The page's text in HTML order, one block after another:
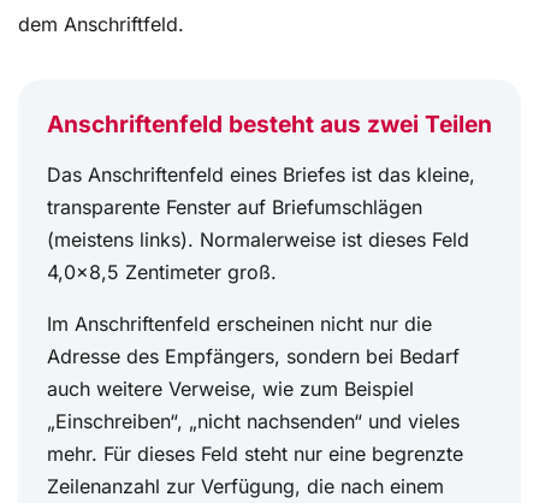
dem Anschriftfeld.
Anschriftenfeld besteht aus zwei Teilen
Das Anschriftenfeld eines Briefes ist das kleine,
transparente Fenster auf Briefumschlägen
(meistens links). Normalerweise ist dieses Feld
4,0×8,5 Zentimeter groß.
Im Anschriftenfeld erscheinen nicht nur die
Adresse des Empfängers, sondern bei Bedarf
auch weitere Verweise, wie zum Beispiel
„Einschreiben“, „nicht nachsenden“ und vieles
mehr. Für dieses Feld steht nur eine begrenzte
Zeilenanzahl zur Verfügung, die nach einem